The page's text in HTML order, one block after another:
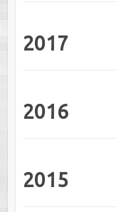
2017
2016
2015